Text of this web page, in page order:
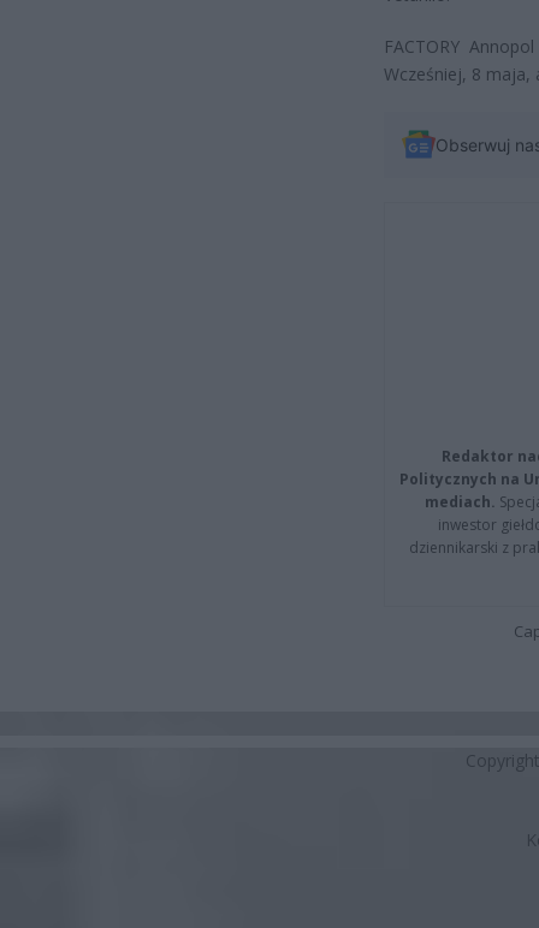
FACTORY
Wcześniej, 8 maja,
Obserwuj
Redaktor
Politycznych na
mediach.
inwestor
dziennikarski z